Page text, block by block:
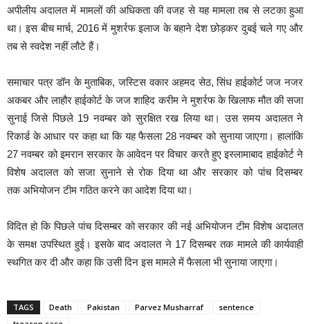
अपीलीय अदालत में मामलों की अधिकता की वजह से यह मामला तब से लटका हुआ
था। इस बीच मार्च, 2016 में मुशर्रफ इलाज के बहाने देश छोड़कर दुबई चले गए और
तब से स्वदेश नहीं लौटे हैं।
समाचार पत्र डॉन के मुताबिक, जस्टिस वकार अहमद सेठ, सिंध हाईकोर्ट जज नजर
अकबर और लाहौर हाईकोर्ट के जज शाहिद करीम ने मुशर्रफ के खिलाफ मौत की सजा
सुनाई जिसे पिछले 19 नवम्बर को सुरक्षित रख लिया था। उस समय अदालत ने
रिकार्ड के आधार पर कहा था कि यह फैसला 28 नवम्बर को सुनाया जाएगा। हालांकि
27 नवम्बर को इमरान सरकार के आवेदन पर विचार करते हुए इस्लामाबाद हाईकोर्ट ने
विशेष अदालत को सजा सुनाने से रोक दिया था और सरकार को पांच दिसम्बर
तक अभियोजन टीम गठित करने का आदेश दिया था।
विदित हो कि पिछले पांच दिसम्बर को सरकार की नई अभियोजन टीम विशेष अदालत
के समक्ष उपस्थित हुई। इसके बाद अदालत ने 17 दिसम्बर तक मामले की कार्यवाही
स्थगित कर दी और कहा कि उसी दिन इस मामले में फैसला भी सुनाया जाएगा।
TAGS Death Pakistan Parvez Musharraf
sentence